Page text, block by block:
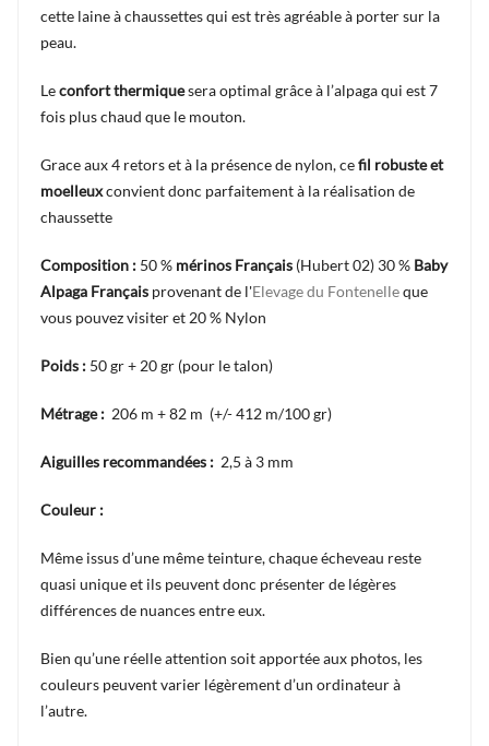
cette laine à chaussettes qui est très agréable à porter sur la
peau.
Leconfort thermiquesera optimal grâce à l’alpaga qui est 7
fois plus chaud que le mouton.
Grace aux 4 retors et à la présence de nylon, cefil robuste et
moelleuxconvient donc parfaitement à la réalisation de
chaussette
Composition : 50 % mérinos Français (Hubert 02) 30 % Baby
Alpaga Français provenant de l'Elevage du Fontenelleque
vous pouvez visiter et 20 % Nylon
Poids : 50 gr + 20 gr (pour le talon)
Métrage : 206 m + 82 m (+/- 412 m/100 gr)
Aiguilles recommandées : 2,5 à 3 mm
Couleur :
Même issus d’une même teinture, chaque écheveau reste
quasi unique et ils peuvent donc présenter de légères
différences de nuances entre eux.
Bien qu’une réelle attention soit apportée aux photos, les
couleurs peuvent varier légèrement d’un ordinateur à
l’autre.